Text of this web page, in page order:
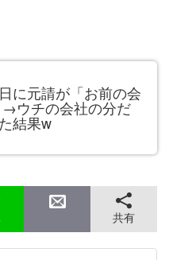
に元請が「お前の会
ウチの会社の分だ
結果w
共有